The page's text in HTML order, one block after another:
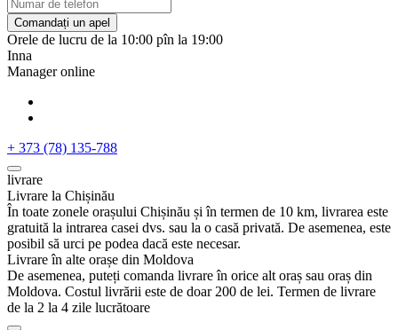
Comandați un apel
Orele de lucru de la 10:00 pîn la 19:00
Inna
Manager online
+ 373 (78) 135-788
livrare
Livrare la Chișinău
În toate zonele orașului Chișinău și în termen de 10 km, livrarea este
gratuită la intrarea casei dvs. sau la o casă privată. De asemenea, este
posibil să urci pe podea dacă este necesar.
Livrare în alte orașe din Moldova
De asemenea, puteți comanda livrare în orice alt oraș sau oraș din
Moldova. Costul livrării este de doar 200 de lei. Termen de livrare
de la 2 la 4 zile lucrătoare